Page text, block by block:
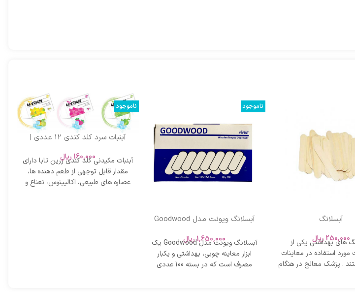
آبسلانگ
250,000ریال
های بهداشتی یکی از
استفاده در معاینات
. پزشک معالج در هنگام
ناموجود
آبسلانگ ویونت مدل Goodwood
کیفیت پزشکی
1,650,000ریال
آبسلانگ ویونت مدل Goodwood یک
ابزار معاینه چوبی، بهداشتی و یکبار
مصرف است که در بسته 100 عددی
ناموجود
آبنبات سرد کلد کندی 12 عددی |
160,000 ریال
آبنبات مکیدنی کلد کندی زرین تابا دارای
مقدار قابل توجهی از طعم دهنده ها،
عصاره هاي طبيعي، اكاليپتوس، نعناع و